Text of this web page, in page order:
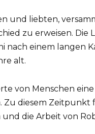
und liebten,
zu erweisen. Die
nach einem langen
alt.
von Menschen
Zu diesem Zeitpunkt
und die Arbeit von